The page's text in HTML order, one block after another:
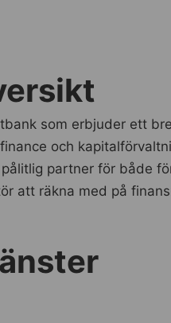
som erbjuder ett
och
partner för både
att räkna med på